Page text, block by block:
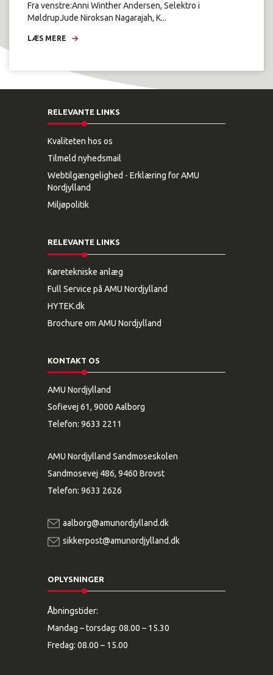
Fra venstre:Anni Winther Andersen, Selektro i
MøldrupJude Niroksan Nagarajah, K...
LÆS MERE
RELEVANTE LINKS
Kvaliteten hos os
Tilmeld nyhedsmail
Webtilgængelighed - Erklæring for AMU
Nordjylland
Miljøpolitik
RELEVANTE LINKS
Køretekniske anlæg
Full Service på AMU Nordjylland
HYTEK.dk
Brochure om AMU Nordjylland
KONTAKT OS
AMU Nordjylland
Sofievej 61, 9000 Aalborg
Telefon: 9633 2211
AMU Nordjylland Sandmoseskolen
Sandmosevej 486, 9460 Brovst
Telefon: 9633 2626
aalborg@amunordjylland.dk
sikkerpost@amunordjylland.dk
OPLYSNINGER
Åbningstider:
Mandag – torsdag: 08.00 – 15.30
Fredag: 08.00 – 15.00